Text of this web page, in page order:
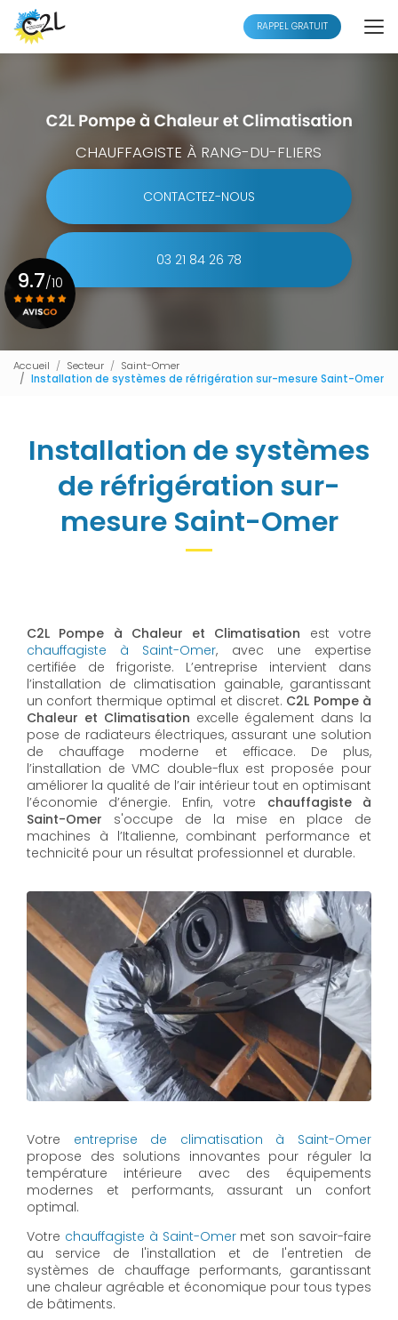
Aller
au
contenu
principal
RAPPEL GRATUIT
CHAUFFAGISTE À RANG-DU-FLIERS
CONTACTEZ-NOUS
03 21 84 26 78
9.7/10
Accueil Secteur
Saint-Omer
Installation de systèmes de réfrigération sur-mesure Saint-Omer
Installation de systèmes
de réfrigération sur-
mesure Saint-Omer
C2L Pompe à Chaleur et Climatisation est votre
chauffagiste à Saint-Omer, avec une expertise
certifiée de frigoriste. L’entreprise intervient dans
l’installation de climatisation gainable, garantissant
un confort thermique optimal et discret. C2L Pompe à
Chaleur et Climatisation excelle également dans la
pose de radiateurs électriques, assurant une solution
de chauffage moderne et efficace. De plus,
l’installation de VMC double-flux est proposée pour
améliorer la qualité de l’air intérieur tout en optimisant
l’économie d’énergie. Enfin, votre chauffagiste à
Saint-Omer s'occupe de la mise en place de
machines à l’Italienne, combinant performance et
technicité pour un résultat professionnel et durable.
Votre entreprise de climatisation à Saint-Omer
propose des solutions innovantes pour réguler la
température intérieure avec des équipements
modernes et performants, assurant un confort
optimal.
Votre chauffagiste à Saint-Omermet son savoir-faire
au service de l'installation et de l'entretien de
systèmes de chauffage performants, garantissant
une chaleur agréable et économique pour tous types
de bâtiments.